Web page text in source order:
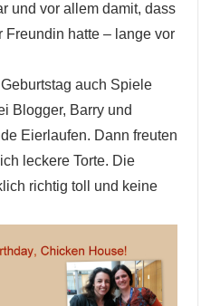
und vor allem damit, dass
Freundin hatte – lange vor
auch Spiele
Blogger, Barry und
Eierlaufen. Dann freuten
leckere Torte. Die
richtig toll und keine